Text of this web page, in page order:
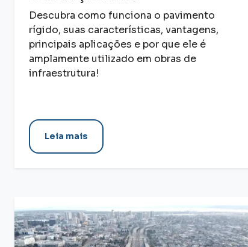
Descubra como funciona o pavimento
rígido, suas características, vantagens,
principais aplicações e por que ele é
amplamente utilizado em obras de
infraestrutura!
Leia mais